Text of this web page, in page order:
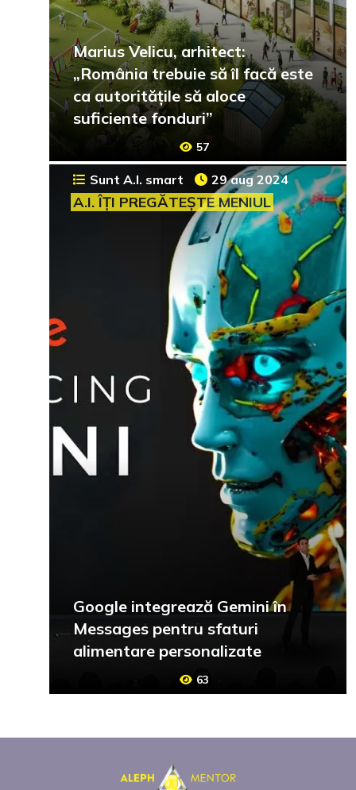
Marius Velicu, arhitect:
„România trebuie să îl facă este
ca autoritățile să aloce
suficiente fonduri”
57
Sunt A.I. smart 29 aug 2024
A.I. ÎȚI PREGĂTEȘTE MENIUL
Google integrează Gemini în
Messages pentru sfaturi
alimentare personalizate
63